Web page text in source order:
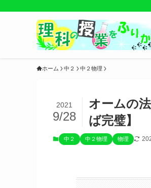
ホーム 中２ 中２物理
オームの
ば完璧】
2021
9/28
中２ 中２物理 物理